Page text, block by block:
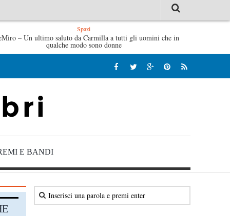
Tutte le mattine di Sybil – Virginia Evans
Spazi
– Un ultimo saluto da Carmilla a tutti gli uomini che in
qualche modo sono donne
E BANDI